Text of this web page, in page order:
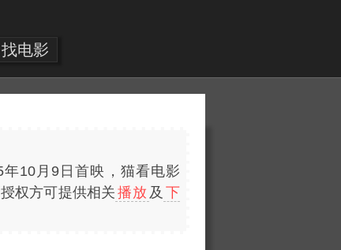
找电影
10月9日首映，猫看电影
权方可提供相关 播放 及 下